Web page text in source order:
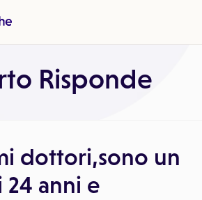
Risponde
dottori,sono un
24 anni e